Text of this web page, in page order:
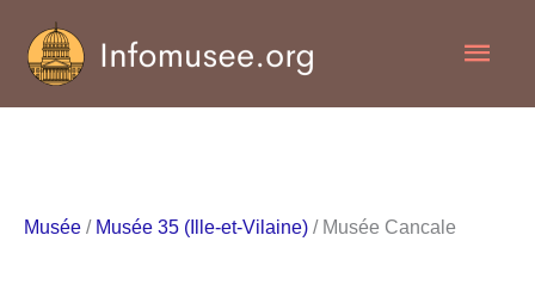
contenu
Musée / Musée 35 (Ille-et-Vilaine) / Musée Cancale